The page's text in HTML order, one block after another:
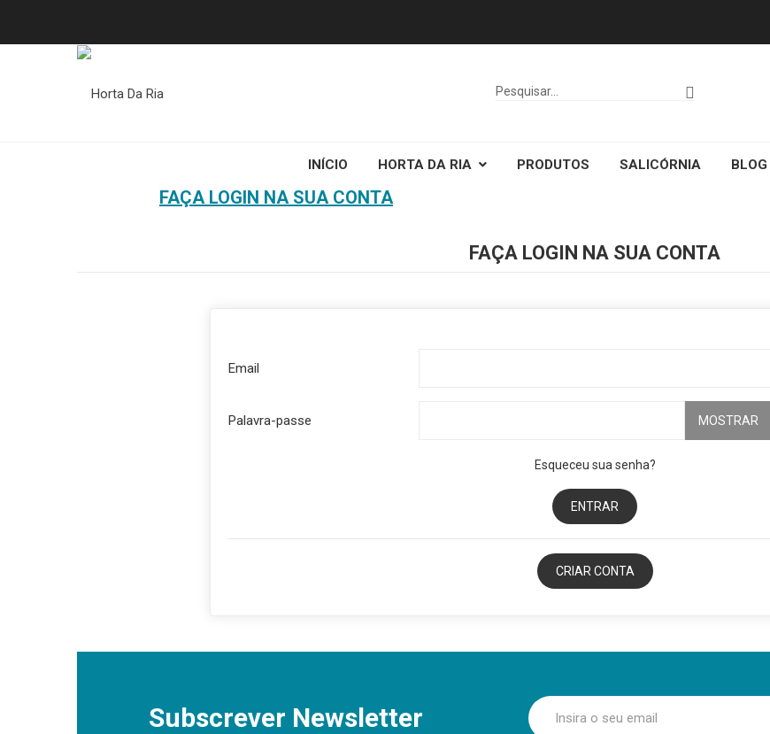
INÍCIO HORTA DA RIA PRODUTOS SALICÓRNIA BLOG
FAÇA LOGIN NA SUA CONTA
FAÇA LOGIN NA SUA CONTA
Email
Palavra-passe MOSTRAR
Esqueceu sua senha?
ENTRAR
CRIAR CONTA
Subscrever Newsletter